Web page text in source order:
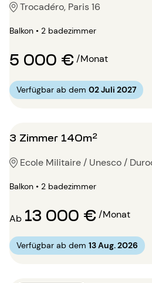
Trocadéro, Paris 16
Balkon • 2 badezimmer
5 000 €/Monat
Verfügbar ab dem 02 Juli 2027
3 Zimmer 140m²
Ecole Militaire / Unesco /
Balkon • 2 badezimmer
Ab 13 000 €/Monat
Verfügbar ab dem 13 Aug. 2026